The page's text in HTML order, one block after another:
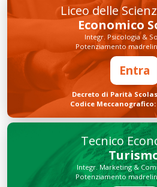
Liceo delle
Economico
Integr. Psicologia &
Potenziamento
Entra
Decreto di Parità
Codice Meccanografico:
Tecnico
Integr. Marketing &
Potenziamento